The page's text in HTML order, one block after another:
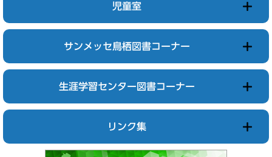
児童室
サンメッセ鳥栖図書コーナー
生涯学習センター図書コーナー
リンク集